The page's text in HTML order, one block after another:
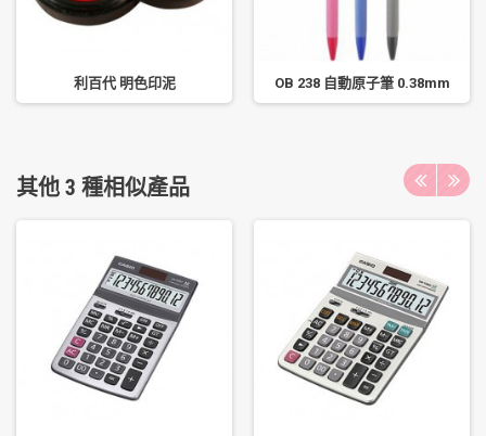
利百代 明色印泥 OB 238 自動原子筆 0.38mm
其他 3 種相似產品